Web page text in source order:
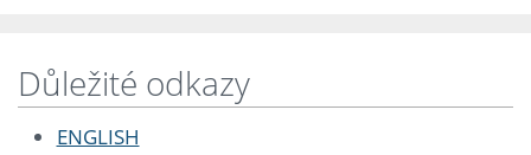
Důležité odkazy
ENGLISH